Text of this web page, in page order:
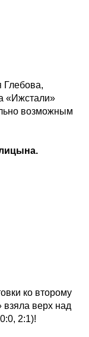
Глебова,
«Ижстали»
возможным
ко второму
верх над
2:1)!